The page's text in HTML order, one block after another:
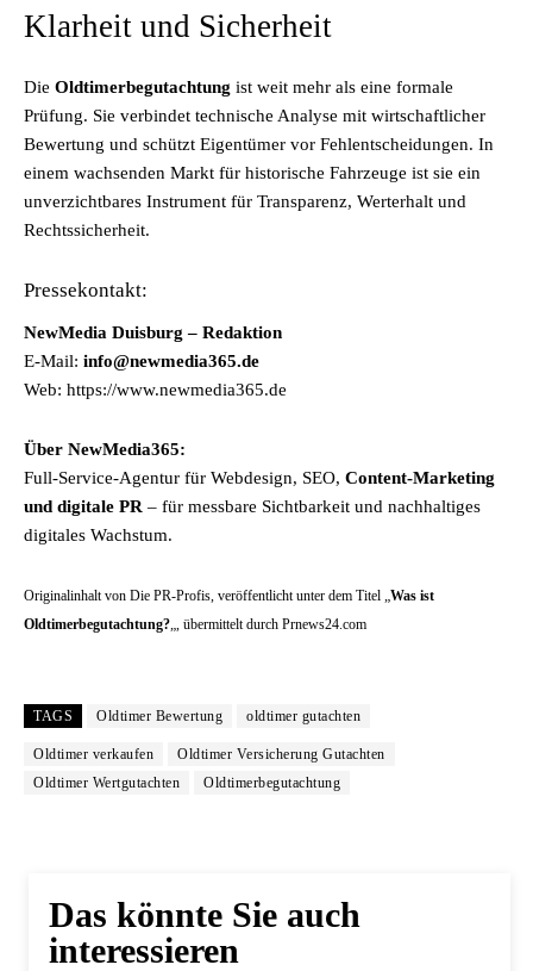
Klarheit und Sicherheit
Die Oldtimerbegutachtung ist weit mehr als eine formale
Prüfung. Sie verbindet technische Analyse mit wirtschaftlicher
Bewertung und schützt Eigentümer vor Fehlentscheidungen. In
einem wachsenden Markt für historische Fahrzeuge ist sie ein
unverzichtbares Instrument für Transparenz, Werterhalt und
Rechtssicherheit.
Pressekontakt:
NewMedia Duisburg – Redaktion
E-Mail: info@newmedia365.de
Web: https://www.newmedia365.de
Über NewMedia365:
Full-Service-Agentur für Webdesign, SEO, Content-Marketing
und digitale PR – für messbare Sichtbarkeit und nachhaltiges
digitales Wachstum.
Originalinhalt von Die PR-Profis, veröffentlicht unter dem Titel „Was ist
Oldtimerbegutachtung?„, übermittelt durch Prnews24.com
TAGS Oldtimer Bewertung oldtimer gutachten
Oldtimer verkaufen
Oldtimer Versicherung Gutachten
Oldtimer Wertgutachten
Oldtimerbegutachtung
Das könnte Sie auch
interessieren